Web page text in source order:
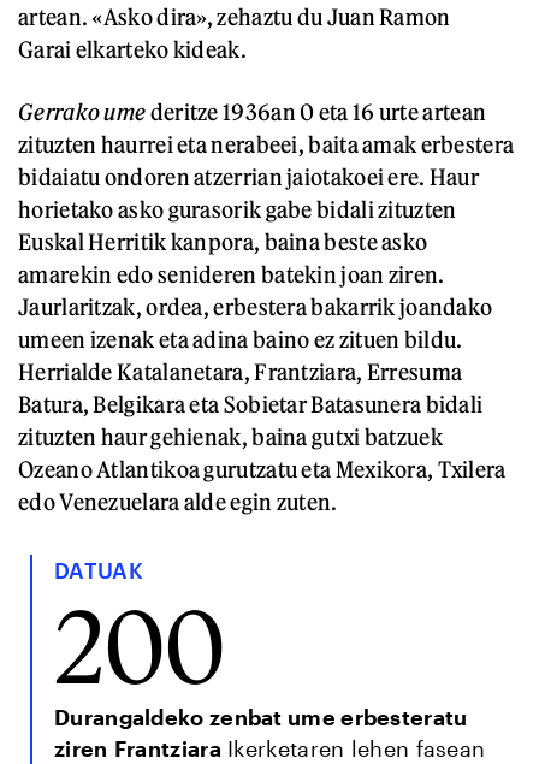
artean. «Asko dira», zehaztu du Juan Ramon
Garai elkarteko kideak.
Gerrako umederitze 1936an 0 eta 16 urte artean
zituzten haurrei eta nerabeei, baita amak erbestera
bidaiatu ondoren atzerrian jaiotakoei ere. Haur
horietako asko gurasorik gabe bidali zituzten
Euskal Herritik kanpora, baina beste asko
amarekin edo senideren batekin joan ziren.
Jaurlaritzak, ordea, erbestera bakarrik joandako
umeen izenak eta adina baino ez zituen bildu.
Herrialde Katalanetara, Frantziara, Erresuma
Batura, Belgikara eta Sobietar Batasunera bidali
zituzten haur gehienak, baina gutxi batzuek
Ozeano Atlantikoa gurutzatu eta Mexikora, Txilera
edo Venezuelara alde egin zuten.
DATUAK
200
Durangaldeko zenbat ume erbesteratu
ziren Frantziara Ikerketaren lehen fasean